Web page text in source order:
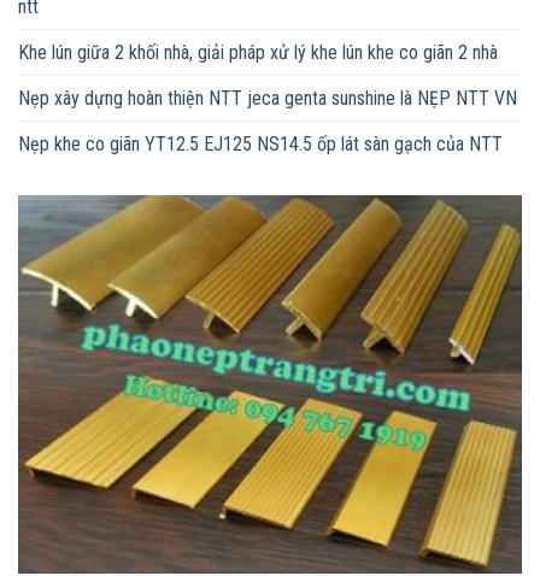
ntt
Khe lún giữa 2 khối nhà, giải pháp xử lý khe lún khe co giãn 2 nhà
Nẹp xây dựng hoàn thiện NTT jeca genta sunshine là NẸP NTT VN
Nẹp khe co giãn YT12.5 EJ125 NS14.5 ốp lát sàn gạch của NTT